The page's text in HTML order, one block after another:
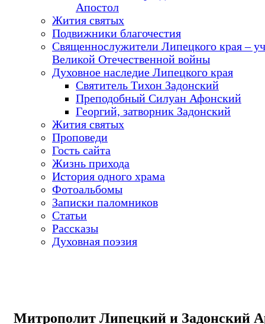
Апостол
Жития святых
Подвижники благочестия
Священнослужители Липецкого края –
Великой Отечественной войны
Духовное наследие Липецкого края
Святитель Тихон Задонский
Преподобный Силуан Афонский
Георгий, затворник Задонский
Жития святых
Проповеди
Гость сайта
Жизнь прихода
История одного храма
Фотоальбомы
Записки паломников
Статьи
Рассказы
Духовная поэзия
Митрополит Липецкий и Задонский